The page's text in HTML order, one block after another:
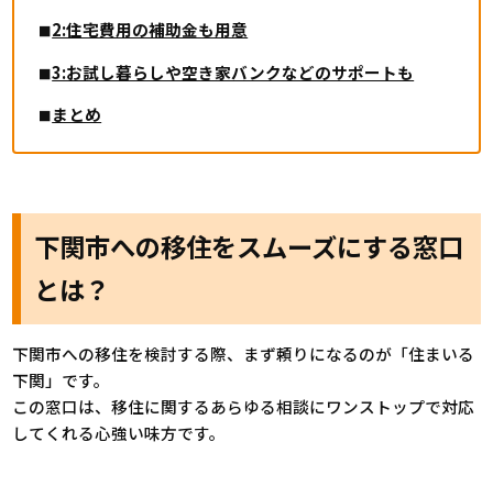
2:住宅費用の補助金も用意
3:お試し暮らしや空き家バンクなどのサポートも
まとめ
下関市への移住をスムーズにする窓口
とは？
下関市への移住を検討する際、まず頼りになるのが「住まいる
下関」です。
この窓口は、移住に関するあらゆる相談にワンストップで対応
してくれる心強い味方です。